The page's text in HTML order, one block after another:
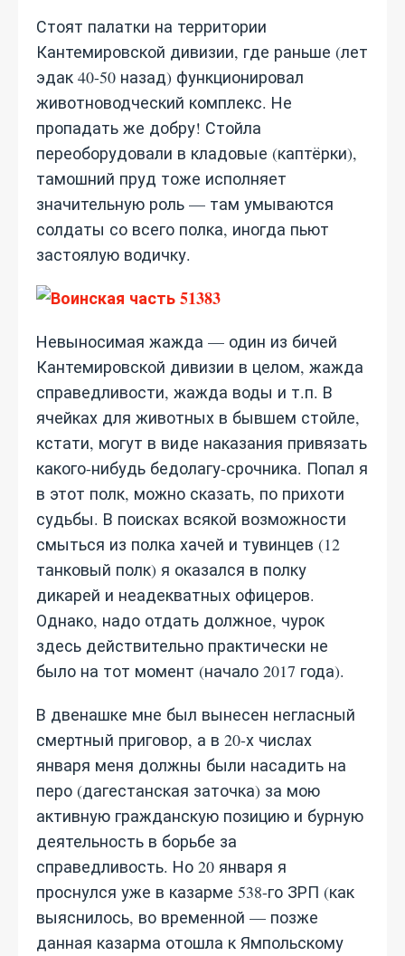
Стоят палатки на территории
Кантемировской дивизии, где раньше (лет
эдак 40-50 назад) функционировал
животноводческий комплекс. Не
пропадать же добру! Стойла
переоборудовали в кладовые (каптёрки),
тамошний пруд тоже исполняет
значительную роль — там умываются
солдаты со всего полка, иногда пьют
застоялую водичку.
Невыносимая жажда — один из бичей
Кантемировской дивизии в целом, жажда
справедливости, жажда воды и т.п. В
ячейках для животных в бывшем стойле,
кстати, могут в виде наказания привязать
какого-нибудь бедолагу-срочника. Попал я
в этот полк, можно сказать, по прихоти
судьбы. В поисках всякой возможности
смыться из полка хачей и тувинцев (12
танковый полк) я оказался в полку
дикарей и неадекватных офицеров.
Однако, надо отдать должное, чурок
здесь действительно практически не
было на тот момент (начало 2017 года).
В двенашке мне был вынесен негласный
смертный приговор, а в 20-х числах
января меня должны были насадить на
перо (дагестанская заточка) за мою
активную гражданскую позицию и бурную
деятельность в борьбе за
справедливость. Но 20 января я
проснулся уже в казарме 538-го ЗРП (как
выяснилось, во временной — позже
данная казарма отошла к Ямпольскому